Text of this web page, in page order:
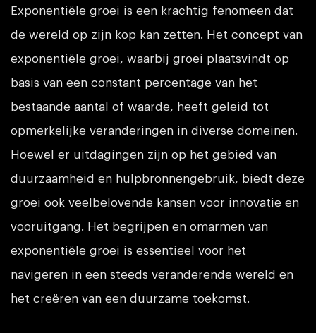
Exponentiële groei is een krachtig fenomeen dat
de wereld op zijn kop kan zetten. Het concept van
exponentiële groei, waarbij groei plaatsvindt op
basis van een constant percentage van het
bestaande aantal of waarde, heeft geleid tot
opmerkelijke veranderingen in diverse domeinen.
Hoewel er uitdagingen zijn op het gebied van
duurzaamheid en hulpbronnengebruik, biedt deze
groei ook veelbelovende kansen voor innovatie en
vooruitgang. Het begrijpen en omarmen van
exponentiële groei is essentieel voor het
navigeren in een steeds veranderende wereld en
het creëren van een duurzame toekomst.